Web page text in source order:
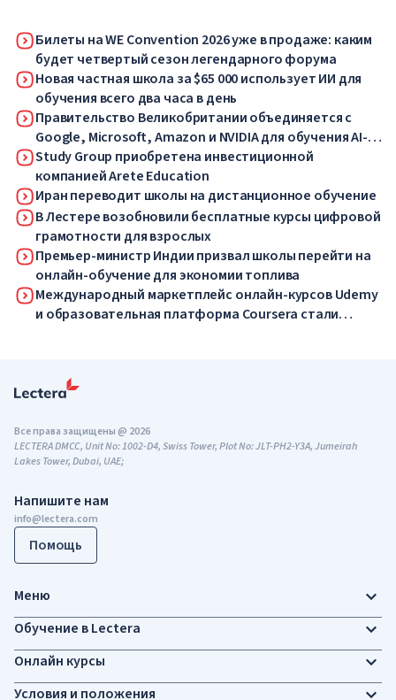
Билеты на WE Convention 2026 уже в продаже: каким
будет четвертый сезон легендарного форума
Новая частная школа за $65 000 использует ИИ для
обучения всего два часа в день
Правительство Великобритании объединяется с
Google, Microsoft, Amazon и NVIDIA для обучения AI-
навыкам миллионов работников
Study Group приобретена инвестиционной
компанией Arete Education
Иран переводит школы на дистанционное обучение
В Лестере возобновили бесплатные курсы цифровой
грамотности для взрослых
Премьер-министр Индии призвал школы перейти на
онлайн-обучение для экономии топлива
Международный маркетплейс онлайн-курсов Udemy
и образовательная платформа Coursera стали
Напишите нам
info@lectera.com
Помощь
Все права защищены @ 2026
LECTERA DMCC, Unit No: 1002-D4, Swiss Tower, Plot No: JLT-PH2-Y3A, Jumeirah
Lakes Tower, Dubai, UAE;
Меню
Обучение в Lectera
Онлайн курсы
Условия и положения